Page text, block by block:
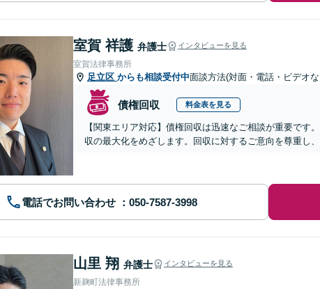
室賀 祥護 弁護士 インタビューを見る
室賀法律事務所
足立区 からも相談受付中面談方法(対面・電話・ビデオ
債権回収 料金表を見る
【関東エリア対応】債権回収は迅速なご相談が重要で
収の最大化をめざします。回収に対するご意向を尊重し
電話でお問い合わせ
山里 翔 弁護士 インタビューを見る
新麹町法律事務所